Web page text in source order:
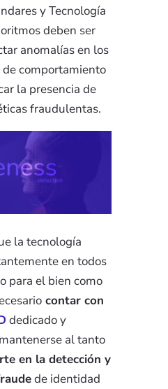
y Tecnología
deben ser
anomalías en los
comportamiento
la presencia de
fraudulentas.
la tecnología
en todos
para el bien como
contar con
dedicado y
al tanto
en la detección y
de identidad